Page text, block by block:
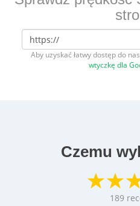
Aby uzyskać łatwy dostęp do
wtyczkę dla
Czemu
189